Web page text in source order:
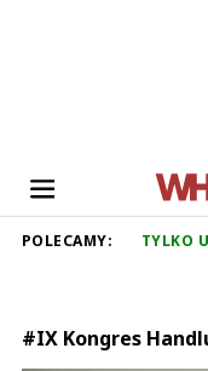
POLECAMY: TYLKO
#IX Kongres